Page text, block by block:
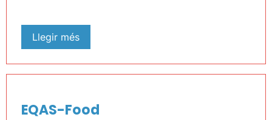
Llegir més
EQAS-Food